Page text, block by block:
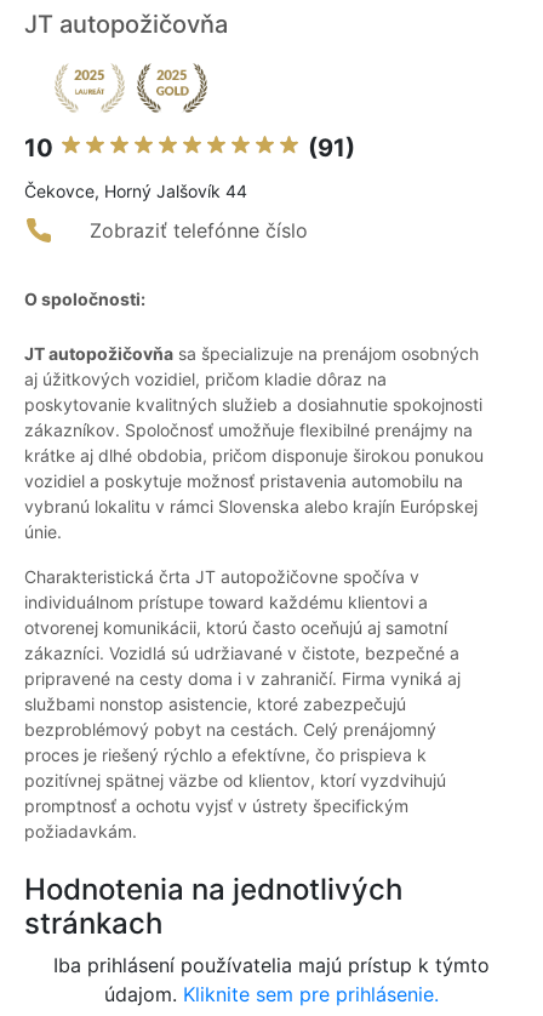
JT autopožičovňa
10 (91)
Čekovce, Horný Jalšovík 44
Zobraziť telefónne číslo
O spoločnosti:
JT autopožičovňa sa špecializuje na prenájom osobných
aj úžitkových vozidiel, pričom kladie dôraz na
poskytovanie kvalitných služieb a dosiahnutie spokojnosti
zákazníkov. Spoločnosť umožňuje flexibilné prenájmy na
krátke aj dlhé obdobia, pričom disponuje širokou ponukou
vozidiel a poskytuje možnosť pristavenia automobilu na
vybranú lokalitu v rámci Slovenska alebo krajín Európskej
únie.
Charakteristická črta JT autopožičovne spočíva v
individuálnom prístupe toward každému klientovi a
otvorenej komunikácii, ktorú často oceňujú aj samotní
zákazníci. Vozidlá sú udržiavané v čistote, bezpečné a
pripravené na cesty doma i v zahraničí. Firma vyniká aj
službami nonstop asistencie, ktoré zabezpečujú
bezproblémový pobyt na cestách. Celý prenájomný
proces je riešený rýchlo a efektívne, čo prispieva k
pozitívnej spätnej väzbe od klientov, ktorí vyzdvihujú
promptnosť a ochotu vyjsť v ústrety špecifickým
požiadavkám.
Hodnotenia na jednotlivých
stránkach
Iba prihlásení používatelia majú prístup k týmto
údajom. Kliknite sem pre prihlásenie.